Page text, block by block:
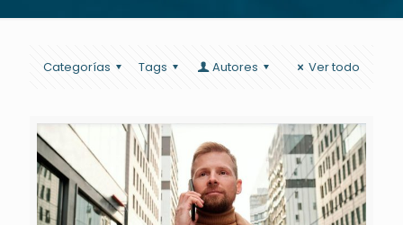
Categorías Tags Autores Ver todo